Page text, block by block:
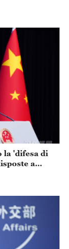
la 'difesa di
a